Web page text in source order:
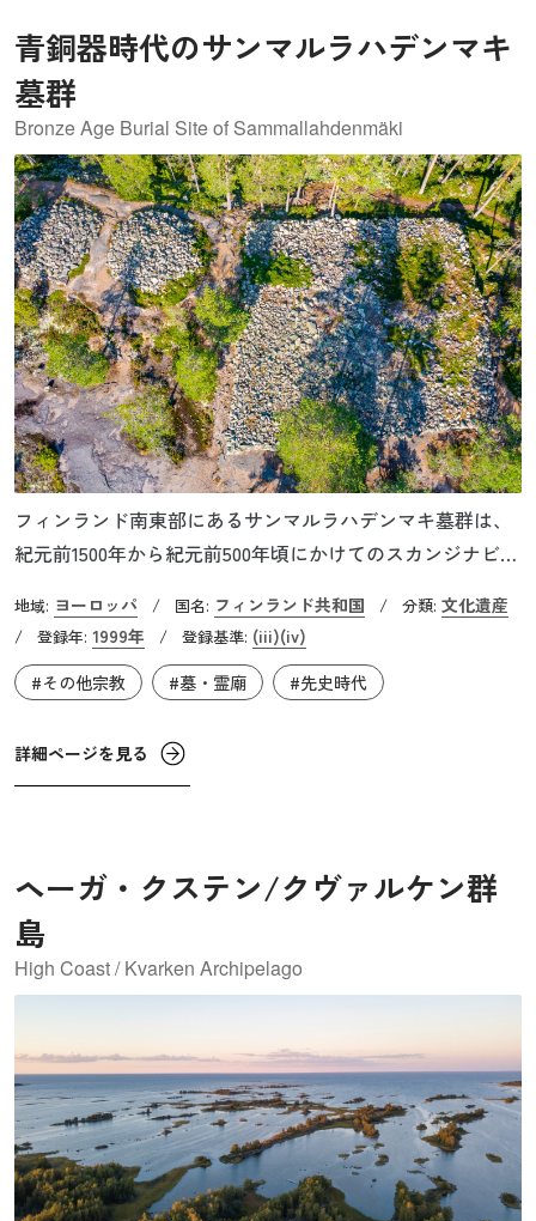
青銅器時代のサンマルラハデンマキ
墓群
Bronze Age Burial Site of Sammallahdenmäki
フィンランド南東部にあるサンマルラハデンマキ墓群は、
紀元前1500年から紀元前500年頃にかけてのスカンジナビア
墓が点在しています。墓は崖から採取された花崗岩の巨石
で作られるのが通常でしたが、「フルート長石塚」と呼ば
れる古い石壁に囲まれたものや「教会の床」として知られ
い珍しいものも現存しています。これらの墓は、この地域
に広まった太陽崇拝という新しい信仰に関係しており、農
は、この地域における社会的・宗教的構造を示す貴重な証
拠であり、死者崇拝の文化や独特の埋葬法方など、当時の
風習を物語る重要な遺産です。
地域: ヨーロッパ / 国名: フィンランド共和国 / 分類: 文化遺産
/ 登録年: 1999年 / 登録基準: (iii)(iv)
#その他宗教
#墓・霊廟 #先史時代
詳細ページを見る
ヘーガ・クステン/クヴァルケン群
島
High Coast / Kvarken Archipelago